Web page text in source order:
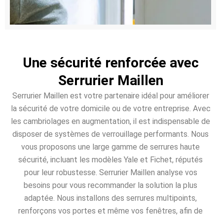
Une sécurité renforcée avec
Serrurier Maillen
Serrurier Maillen est votre partenaire idéal pour améliorer
la sécurité de votre domicile ou de votre entreprise. Avec
les cambriolages en augmentation, il est indispensable de
disposer de systèmes de verrouillage performants. Nous
vous proposons une large gamme de serrures haute
sécurité, incluant les modèles Yale et Fichet, réputés
pour leur robustesse. Serrurier Maillen analyse vos
besoins pour vous recommander la solution la plus
adaptée. Nous installons des serrures multipoints,
renforçons vos portes et même vos fenêtres, afin de